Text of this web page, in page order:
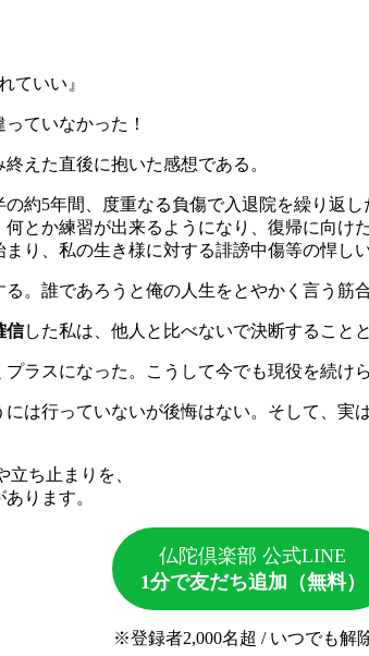
ていなかった！
終えた直後に抱いた感想である。
約5年間、度重なる負傷で入退院を繰り返
とか練習が出来るようになり、復帰に向け
り、私の生き様に対する誹謗中傷等の悍し
。誰であろうと俺の人生をとやかく言う筋合
信した私は、他人と比べないで決断すること
ラスになった。こうして今でも現役を続け
は行っていないが後悔はない。そして、実
ち止まりを、
ります。
仏陀倶楽部 公式LINE
1分で友だち追加（無料）
※登録者2,000名超 / いつでも解